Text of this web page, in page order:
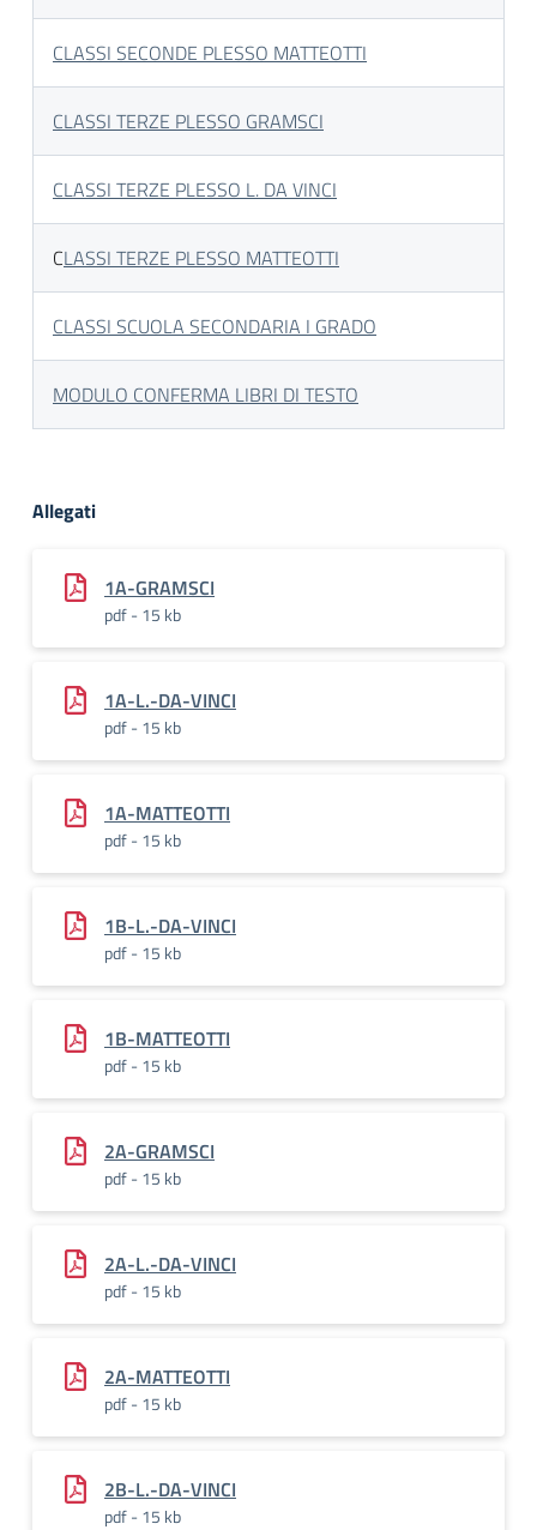
CLASSI SECONDE PLESSO MATTEOTTI
CLASSI TERZE PLESSO GRAMSCI
CLASSI TERZE PLESSO L. DA VINCI
CLASSI TERZE PLESSO MATTEOTTI
CLASSI SCUOLA SECONDARIA I GRADO
MODULO CONFERMA LIBRI DI TESTO
Allegati
1A-GRAMSCI
pdf - 15 kb
1A-L.-DA-VINCI
pdf - 15 kb
1A-MATTEOTTI
pdf - 15 kb
1B-L.-DA-VINCI
pdf - 15 kb
1B-MATTEOTTI
pdf - 15 kb
2A-GRAMSCI
pdf - 15 kb
2A-L.-DA-VINCI
pdf - 15 kb
2A-MATTEOTTI
pdf - 15 kb
2B-L.-DA-VINCI
pdf - 15 kb